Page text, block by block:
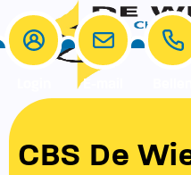
School
School
Ouders
E-mail
CBS De